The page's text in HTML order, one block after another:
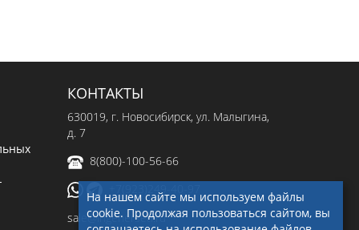
КОНТАКТЫ
630019, г. Новосибирск, ул. Малыгина,
д. 7
8(800)-100-56-66
sale@ingenerseti.ru
На нашем сайте мы используем файлы
cookie. Продолжая пользоваться сайтом, вы